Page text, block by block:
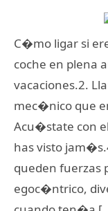
C�mo ligar si
coche en plena
vacaciones.2.
mec�nico que
Acu�state con
has visto
queden fuerzas
egoc�ntrico,